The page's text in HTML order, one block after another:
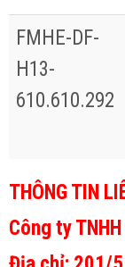
FMHE-DF-
H13-
610.610.292
THÔNG TIN
Công ty